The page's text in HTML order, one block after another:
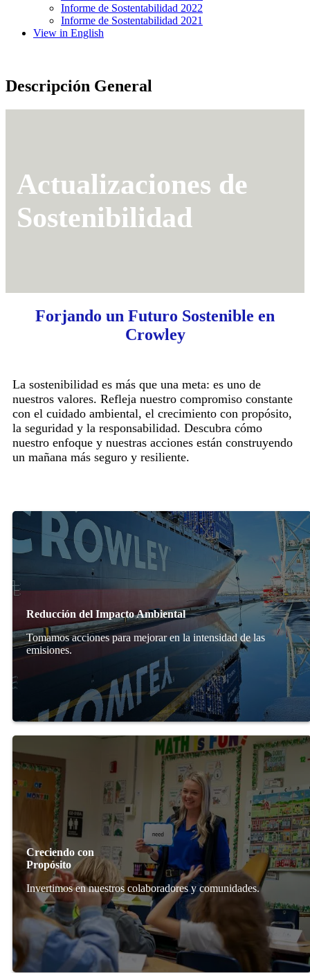
Informe de Sostentabilidad 2022
Informe de Sostentabilidad 2021
View in English
Descripción General
Actualizaciones de
Sostenibilidad
Forjando un Futuro Sostenible en
Crowley
La sostenibilidad es más que una meta: es uno de
nuestros valores. Refleja nuestro compromiso constante
con el cuidado ambiental, el crecimiento con propósito,
la seguridad y la responsabilidad. Descubra cómo
nuestro enfoque y nuestras acciones están construyendo
un mañana más seguro y resiliente.
Reducción del Impacto Ambiental
Tomamos acciones para mejorar en la intensidad de las
emisiones.
Creciendo con
Propósito
Invertimos en nuestros colaboradores y comunidades.